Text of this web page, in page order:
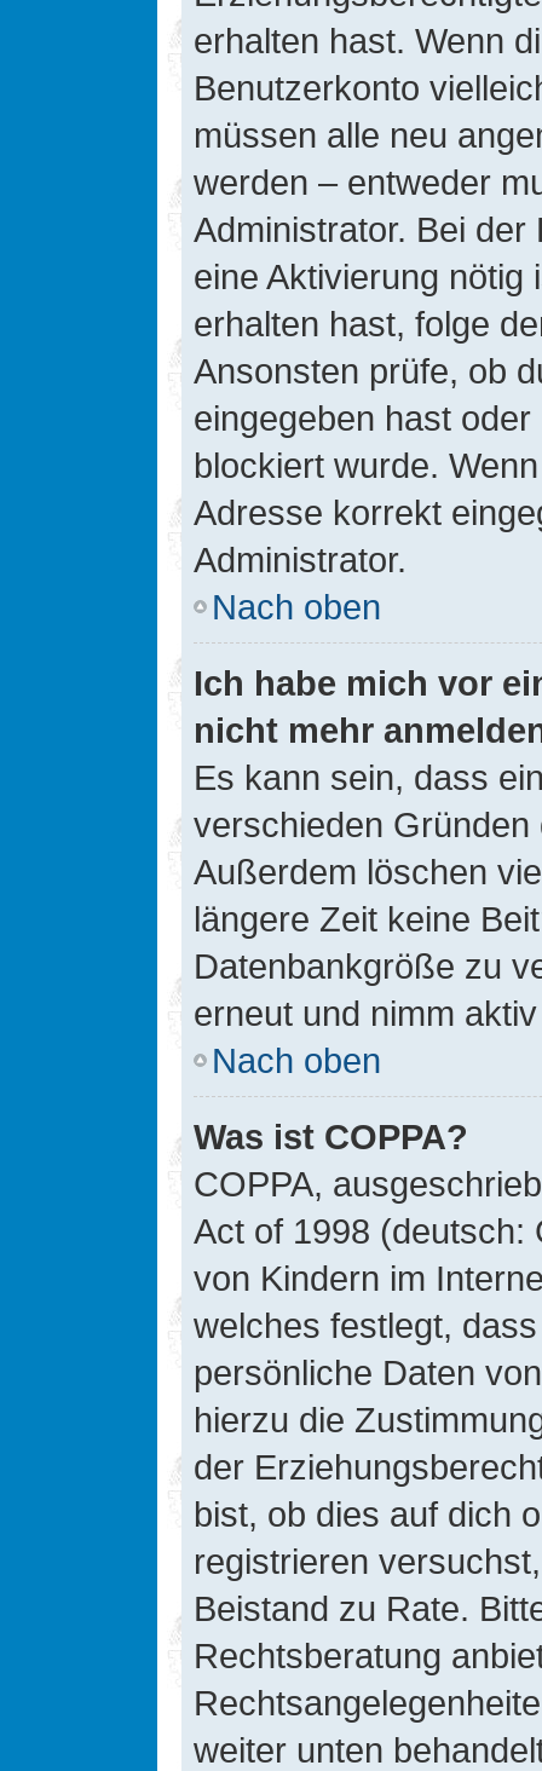
erhalten hast. Wenn
Benutzerkonto
müssen alle neu
werden – entweder
Administrator. Bei
eine Aktivierung nötig
erhalten hast, folge
Ansonsten prüfe, ob
eingegeben hast
blockiert wurde.
Adresse korrekt
Administrator.
Nach oben
Ich habe mich vor
nicht mehr
Es kann sein, dass
verschieden
Außerdem löschen
längere Zeit keine
Datenbankgröße zu
erneut und nimm
Nach oben
Was ist COPPA?
COPPA,
Act of 1998 (deutsch:
von Kindern im
welches festlegt,
persönliche Daten
hierzu die
der
bist, ob dies auf dich
registrieren
Beistand zu Rate.
Rechtsberatung
weiter unten